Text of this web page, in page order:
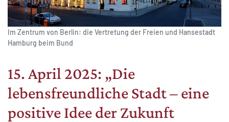
Im Zentrum von Berlin: die Vertretung der Freien und Hansestadt
Hamburg beim Bund
15. April 2025: „Die
lebensfreundliche Stadt – eine
positive Idee der Zukunft